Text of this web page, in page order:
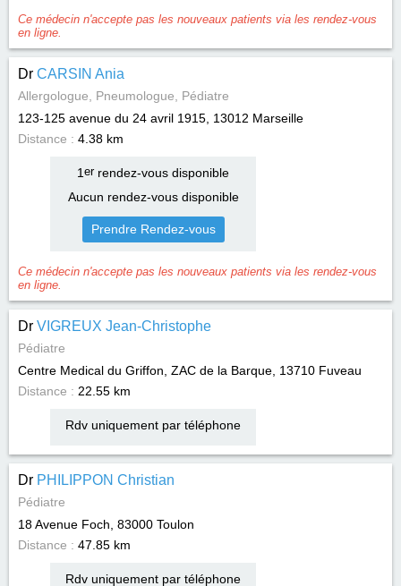
Ce médecin n'accepte pas les nouveaux patients via les rendez-vous
en ligne.
Dr CARSIN Ania
Allergologue, Pneumologue, Pédiatre
123-125 avenue du 24 avril 1915, 13012 Marseille
Distance : 4.38 km
1 errendez-vous disponible
Aucun rendez-vous disponible
Prendre Rendez-vous
Ce médecin n'accepte pas les nouveaux patients via les rendez-vous
en ligne.
Dr VIGREUX Jean-Christophe
Pédiatre
Centre Medical du Griffon, ZAC de la Barque, 13710 Fuveau
Distance : 22.55 km
Rdv uniquement par téléphone
Dr PHILIPPON Christian
Pédiatre
18 Avenue Foch, 83000 Toulon
Distance : 47.85 km
Rdv uniquement par téléphone